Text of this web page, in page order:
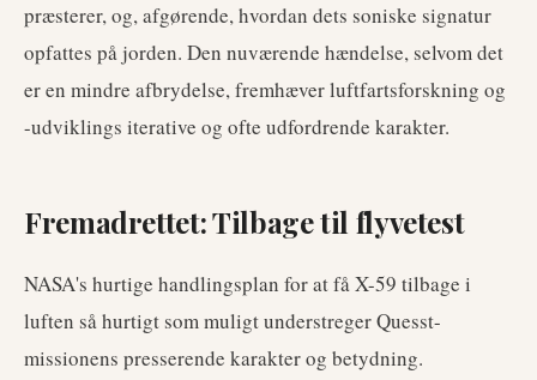
præsterer, og, afgørende, hvordan dets soniske signatur
opfattes på jorden. Den nuværende hændelse, selvom det
er en mindre afbrydelse, fremhæver luftfartsforskning og
-udviklings iterative og ofte udfordrende karakter.
Fremadrettet: Tilbage til flyvetest
NASA's hurtige handlingsplan for at få X-59 tilbage i
luften så hurtigt som muligt understreger Quesst-
missionens presserende karakter og betydning.